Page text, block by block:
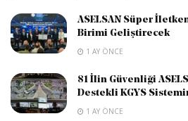
ASELSAN Süper
Birimi Geliştirecek
1 AY ÖNCE
81 İlin Güvenliği
Destekli KGYS
1 AY ÖNCE